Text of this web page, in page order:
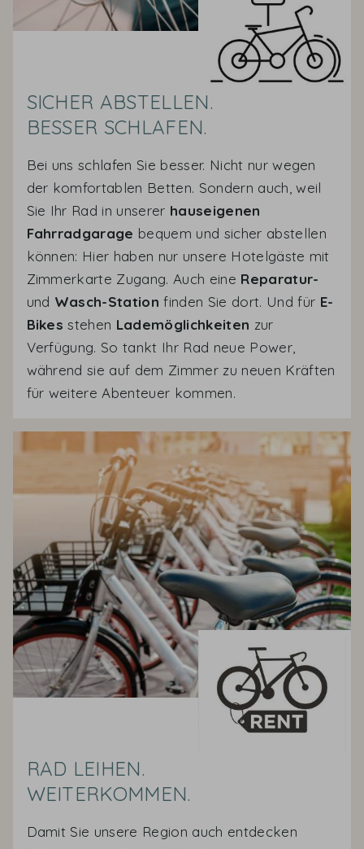
SICHER ABSTELLEN.
BESSER SCHLAFEN.
Bei uns schlafen Sie besser. Nicht nur wegen
der komfortablen Betten. Sondern auch, weil
Sie Ihr Rad in unserer hauseigenen
Fahrradgarage bequem und sicher abstellen
können: Hier haben nur unsere Hotelgäste mit
Zimmerkarte Zugang. Auch eine Reparatur-
und Wasch-Station finden Sie dort. Und für E-
Bikes stehen Lademöglichkeiten zur
Verfügung. So tankt Ihr Rad neue Power,
während sie auf dem Zimmer zu neuen Kräften
für weitere Abenteuer kommen.
RAD LEIHEN.
WEITERKOMMEN.
Damit Sie unsere Region auch entdecken